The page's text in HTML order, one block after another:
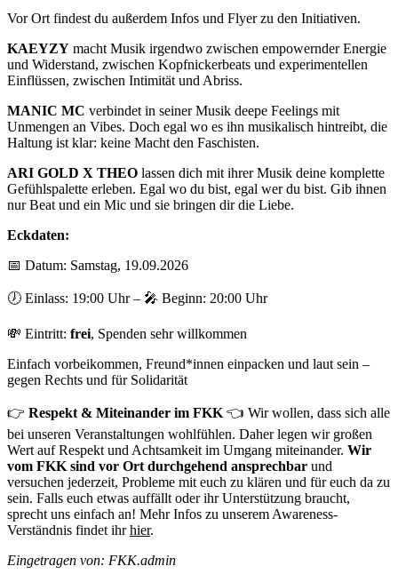
Vor Ort findest du außerdem Infos und Flyer zu den Initiativen.
KAEYZY macht Musik irgendwo zwischen empowernder Energie
und Widerstand, zwischen Kopfnickerbeats und experimentellen
Einflüssen, zwischen Intimität und Abriss.
MANIC MC verbindet in seiner Musik deepe Feelings mit
Unmengen an Vibes. Doch egal wo es ihn musikalisch hintreibt, die
Haltung ist klar: keine Macht den Faschisten.
ARI GOLD X THEO lassen dich mit ihrer Musik deine komplette
Gefühlspalette erleben. Egal wo du bist, egal wer du bist. Gib ihnen
nur Beat und ein Mic und sie bringen dir die Liebe.
Eckdaten:
📅 Datum: Samstag, 19.09.2026
🕖 Einlass: 19:00 Uhr – 🎤 Beginn: 20:00 Uhr
💸 Eintritt: frei, Spenden sehr willkommen
Einfach vorbeikommen, Freund*innen einpacken und laut sein –
gegen Rechts und für Solidarität
👉 Respekt & Miteinander im FKK 👈 Wir wollen, dass sich alle
bei unseren Veranstaltungen wohlfühlen. Daher legen wir großen
Wert auf Respekt und Achtsamkeit im Umgang miteinander. Wir
vom FKK sind vor Ort durchgehend ansprechbar und
versuchen jederzeit, Probleme mit euch zu klären und für euch da zu
sein. Falls euch etwas auffällt oder ihr Unterstützung braucht,
sprecht uns einfach an! Mehr Infos zu unserem Awareness-
Verständnis findet ihrhier.
Eingetragen von: FKK.admin